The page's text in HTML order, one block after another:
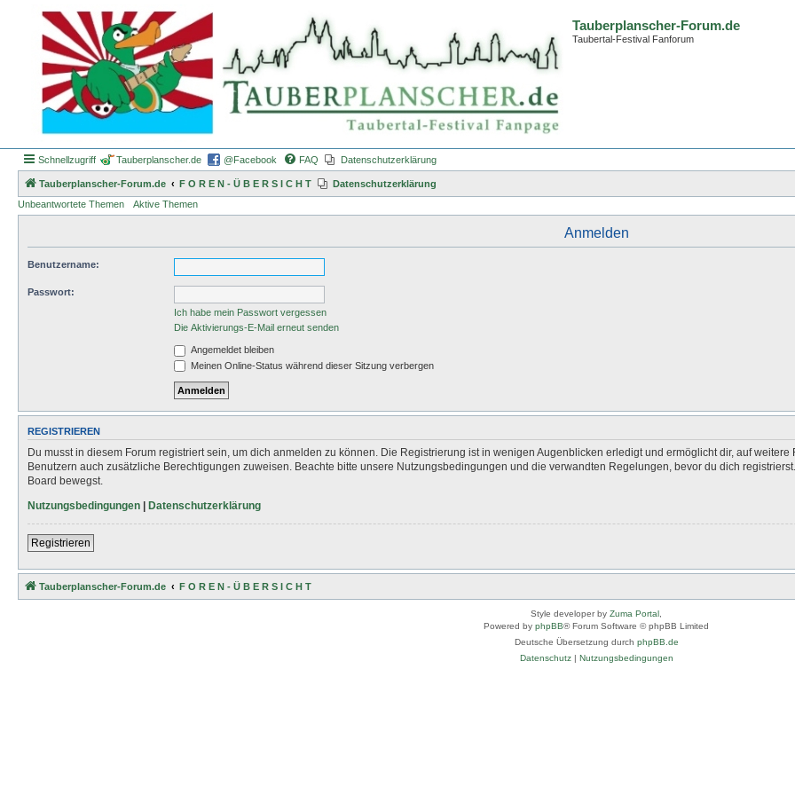
Tauberplanscher-Forum.de
Taubertal-Festival Fanforum
Schnellzugriff Tauberplanscher.de @Facebook FAQ Datenschutzerklärung
Tauberplanscher-Forum.de F O R E N - Ü B E R S I C H T
Datenschutzerklärung
Unbeantwortete Themen
Aktive Themen
Anmelden
Benutzername:
Passwort:
Ich habe mein Passwort vergessen
Die Aktivierungs-E-Mail erneut senden
Angemeldet bleiben
Meinen Online-Status während dieser Sitzung verbergen
REGISTRIEREN
Du musst in diesem Forum registriert sein, um dich anmelden zu können. Die Registrierung ist in wenigen Augenblicken erledigt und ermöglicht dir, auf
Benutzern auch zusätzliche Berechtigungen zuweisen. Beachte bitte unsere Nutzungsbedingungen und die verwandten Regelungen, bevor du dich
Board bewegst.
Nutzungsbedingungen | Datenschutzerklärung
Registrieren
Tauberplanscher-Forum.de F O R E N - Ü B E R S I C H T
Style developer by Zuma Portal
Powered by phpBB® Forum Software © phpBB Limited
Deutsche Übersetzung durch phpBB.de
Datenschutz| Nutzungsbedingungen